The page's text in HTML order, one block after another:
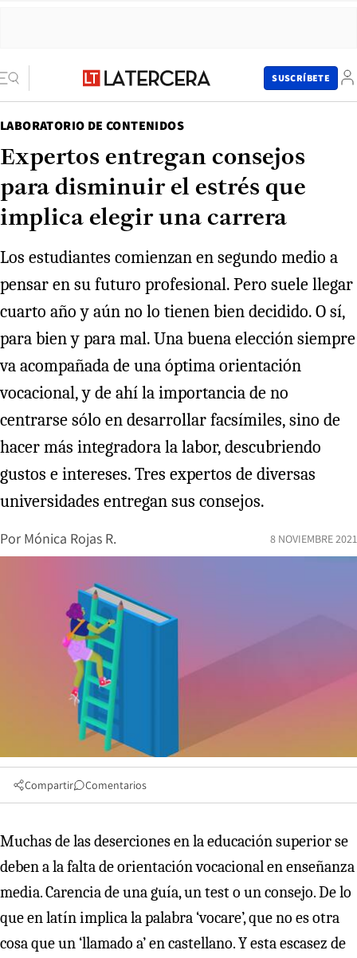
SUSCRÍBETE
LABORATORIO DE CONTENIDOS
Expertos entregan consejos
para disminuir el estrés que
implica elegir una carrera
Los estudiantes comienzan en segundo medio a
pensar en su futuro profesional. Pero suele llegar
cuarto año y aún no lo tienen bien decidido. O sí,
para bien y para mal. Una buena elección siempre
va acompañada de una óptima orientación
vocacional, y de ahí la importancia de no
centrarse sólo en desarrollar facsímiles, sino de
hacer más integradora la labor, descubriendo
gustos e intereses. Tres expertos de diversas
universidades entregan sus consejos.
Por Mónica Rojas R. 8 NOVIEMBRE 2021
Compartir Comentarios
Muchas de las deserciones en la educación superior se
deben a la falta de orientación vocacional en enseñanza
media. Carencia de una guía, un test o un consejo. De lo
que en latín implica la palabra ‘vocare’, que no es otra
cosa que un ‘llamado a’ en castellano. Y esta escasez de